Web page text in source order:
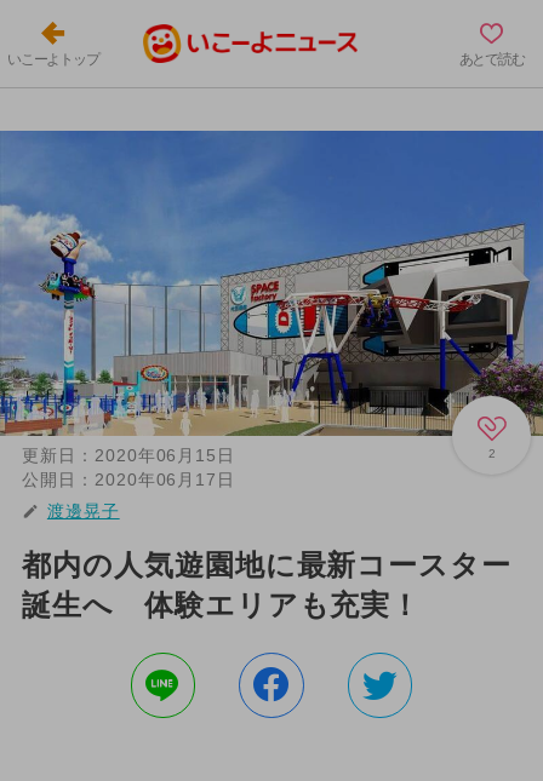
いこーよトップ あとで読む
2
更新日： 2020年06月15日
公開日： 2020年06月17日
渡邊晃子
都内の人気遊園地に最新コースター
誕生へ 体験エリアも充実！